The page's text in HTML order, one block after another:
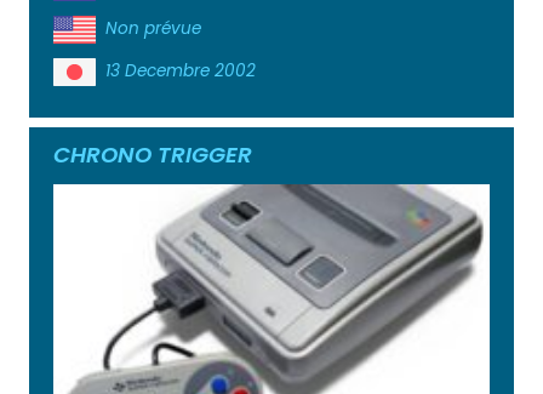
Non prévue
13 Decembre 2002
CHRONO TRIGGER